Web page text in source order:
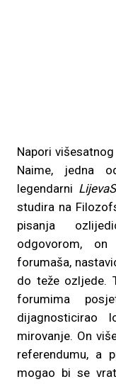
Napori
Naime, jedna
legendarni
studira na
pisanja
odgovorom,
forumaša,
do teže ozljede.
forumima
dijagnosticirao
mirovanje. On
referendumu, a
mogao bi se